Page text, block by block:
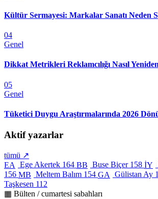
Kültür Sermayesi: Markalar Sanatı Neden
04
Genel
Dikkat Metrikleri Reklamcılığı Nasıl
05
Genel
Tüketici Duygu Araştırmalarında 2026
Aktif yazarlar
tümü ↗
EA
Ege Akertek 164 BB Buse Biçer 158 İY
156 MB Meltem Balım 154 GA Gülistan Ay
Taşkesen 112
▦ Bülten / cumartesi sabahları